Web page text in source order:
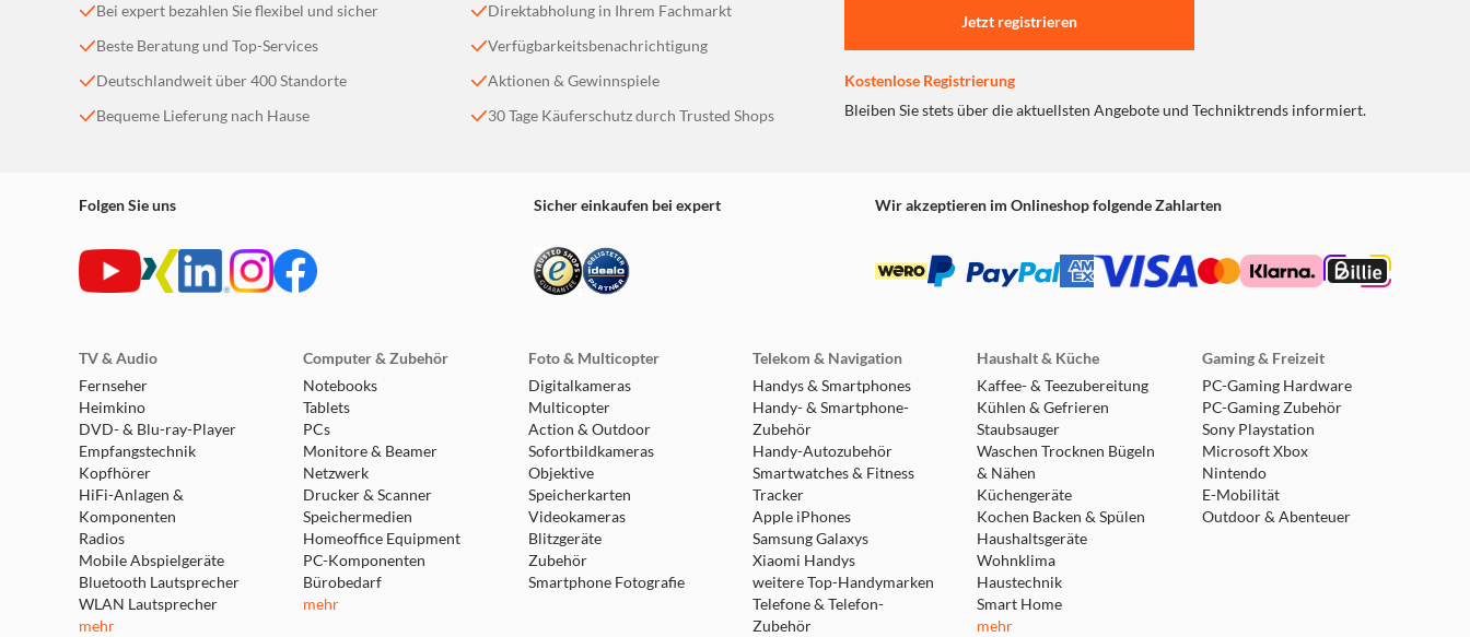
Für höchsten Komfort lassen sich die Bluetooth® Kopfhörer gleichzeitig mit zwei Bluetooth-Geräten koppeln. Die Kopfhörer erkennen bei
Ganztägiger Tragekomfort
Bei expert bezahlen Sie flexibel und sicher
Beste Beratung und Top-Services
Deutschlandweit über 400 Standorte
Bequeme Lieferung nach Hause
Direktabholung in Ihrem Fachmarkt
Verfügbarkeitsbenachrichtigung
Aktionen & Gewinnspiele
30 Tage Käuferschutz durch Trusted Shops
Jetzt registrieren
Kostenlose Registrierung
Bleiben Sie stets über die aktuellsten Angebote und Techniktrends informiert.
Folgen Sie uns Sicher einkaufen bei expert Wir akzeptieren im Onlineshop folgende Zahlarten
TV & Audio
Fernseher
Heimkino
DVD- & Blu-ray-Player
Empfangstechnik
Kopfhörer
HiFi-Anlagen &
Komponenten
Radios
Mobile Abspielgeräte
Bluetooth Lautsprecher
WLAN Lautsprecher
mehr
Computer & Zubehör
Notebooks
Tablets
PCs
Monitore & Beamer
Netzwerk
Drucker & Scanner
Speichermedien
Homeoffice Equipment
PC-Komponenten
Bürobedarf
mehr
Foto & Multicopter
Digitalkameras
Multicopter
Action & Outdoor
Sofortbildkameras
Objektive
Speicherkarten
Videokameras
Blitzgeräte
Zubehör
Smartphone Fotografie
Telekom & Navigation
Handys & Smartphones
Handy- & Smartphone-
Zubehör
Handy-Autozubehör
Smartwatches & Fitness
Tracker
Apple iPhones
Samsung Galaxys
Xiaomi Handys
weitere Top-Handymarken
Telefone & Telefon-
Zubehör
Haushalt & Küche
Kaffee- & Teezubereitung
Kühlen & Gefrieren
Staubsauger
Waschen Trocknen Bügeln
& Nähen
Küchengeräte
Kochen Backen & Spülen
Haushaltsgeräte
Wohnklima
Haustechnik
Smart Home
mehr
Gaming & Freizeit
PC-Gaming Hardware
PC-Gaming Zubehör
Sony Playstation
Microsoft Xbox
Nintendo
E-Mobilität
Outdoor & Abenteuer